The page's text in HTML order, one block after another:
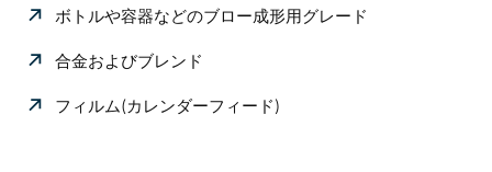
ボトルや容器などのブロー成形用グレード
合金およびブレンド
フィルム(カレンダーフィード)